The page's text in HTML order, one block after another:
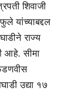
शिवाजी
यांच्याबद्दल
राज्य
आहे. सीमा
उद्या १७